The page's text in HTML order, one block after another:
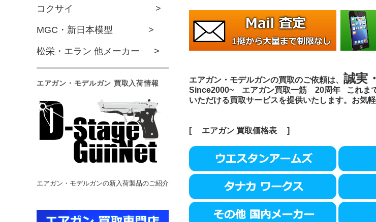
エアガン・モデルガンの買取のご依頼は、 誠実
Since2000~ エアガン買取一筋 20周年 これまで
いただける買取サービスを提供いたします。 お気
[ エアガン 買取価格表 ]
コクサイ >
MGC・新日本模型 >
松栄・エラン 他メーカー >
エアガン・モデルガン 買取入荷情報
エアガン・モデルガンの新入荷製品のご紹介